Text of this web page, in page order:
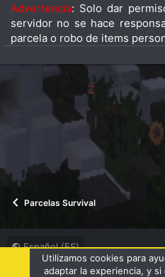
Advertencia: Solo dar
servidor no se hace
parcela o robo de items
Parcelas Survival
Español (ES)
Términos y reglas
Política de
Utilizamos cookies para
adaptar la experiencia, y